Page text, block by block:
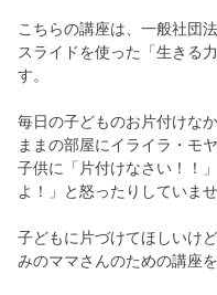
こちらの講座は、一般社団
スライドを使った「生きる
す。
毎日の子どものお片付けな
ままの部屋にイライラ・モ
子供に「片付けなさい！！
よ！」と怒ったりしていま
子どもに片づけてほしいけ
みのママさんのための講座